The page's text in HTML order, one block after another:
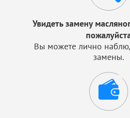
Увидеть замену
Вы можете лично
замены.